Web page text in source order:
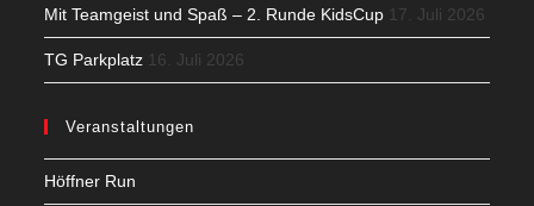
Mit Teamgeist und Spaß – 2. Runde KidsCup 17. Juli 2026
TG Parkplatz 16. Juli 2026
Veranstaltungen
Höffner Run